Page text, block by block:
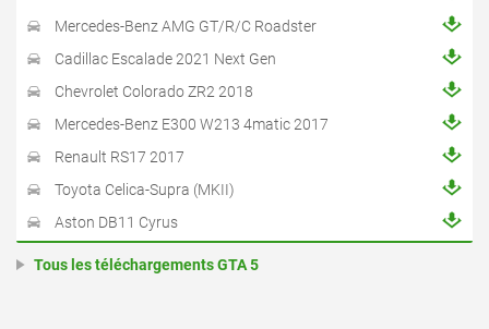
Mercedes-Benz AMG GT/R/C Roadster
Cadillac Escalade 2021 Next Gen
Chevrolet Colorado ZR2 2018
Mercedes-Benz E300 W213 4matic 2017
Renault RS17 2017
Toyota Celica-Supra (MKII)
Aston DB11 Cyrus
Tous les téléchargements GTA 5